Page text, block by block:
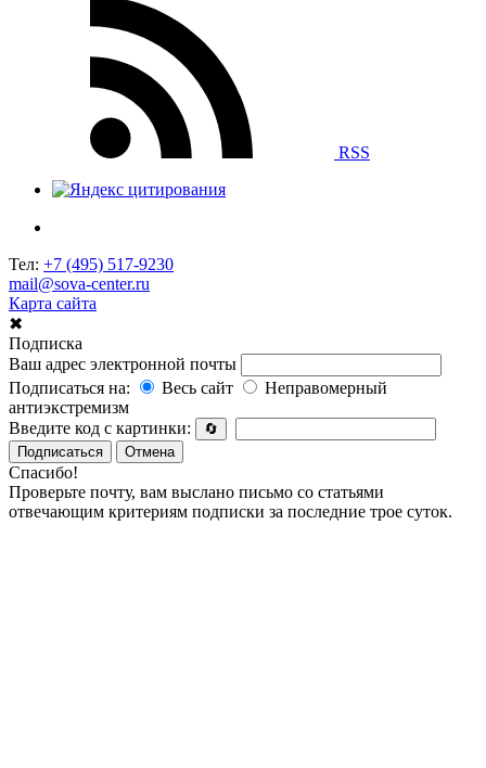
RSS
Тел: +7 (495) 517-9230
mail@sova-center.ru
Карта сайта
✖
Подписка
Ваш адрес электронной почты
Подписаться на:
Весь сайт
Неправомерный
антиэкстремизм
Введите код с картинки:
🔄
Подписаться
Отмена
Спасибо!
Проверьте почту, вам выслано письмо со статьями
отвечающим критериям подписки за последние трое суток.